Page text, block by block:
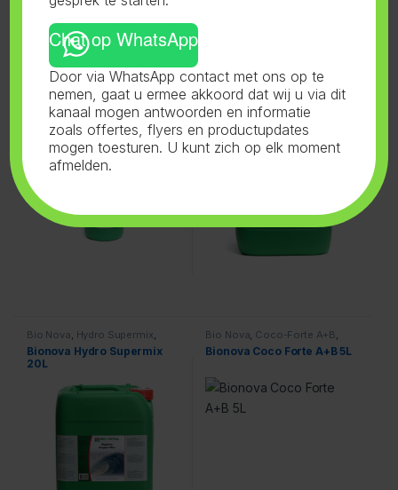
Bio Nova,Hydro Supermix,
Voeding
Bionova Hydro Supermix 1L Voeding
Bionova Soil Supermix 20L
Bio Nova, Hydro Supermix,
Voeding
Bionova Hydro Supermix
20L
Bio Nova, Coco-Forte A+B,
Voeding
Bionova Coco Forte A+B 5L
Chat op WhatsApp
Door via WhatsApp contact met ons op te
nemen, gaat u ermee akkoord dat wij u via dit
kanaal mogen antwoorden en informatie
zoals offertes, flyers en productupdates
mogen toesturen. U kunt zich op elk moment
afmelden.